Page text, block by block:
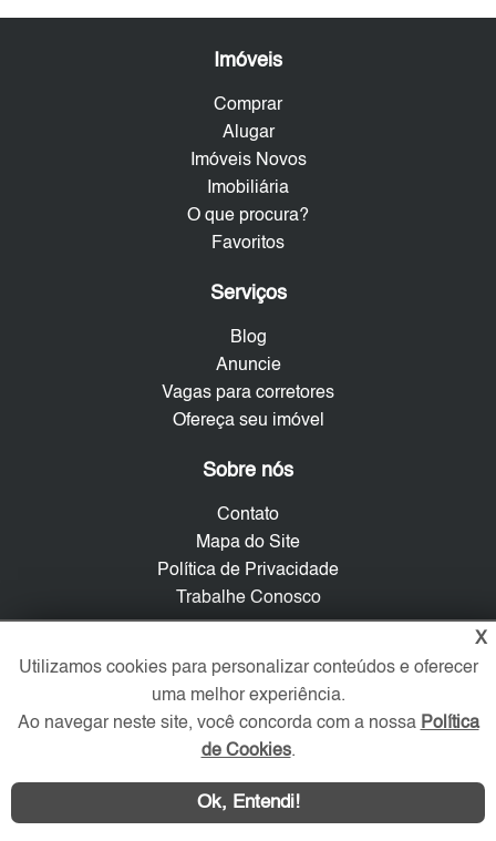
Imóveis
Comprar
Alugar
Imóveis Novos
Imobiliária
O que procura?
Favoritos
Serviços
Blog
Anuncie
Vagas para corretores
Ofereça seu imóvel
Sobre nós
Contato
Mapa do Site
Política de Privacidade
Trabalhe Conosco
Redes Sociais
X
Utilizamos cookies para personalizar conteúdos e oferecer
uma melhor experiência.
Ao navegar neste site, você concorda com a nossa Política
de Cookies.
Ok, Entendi!